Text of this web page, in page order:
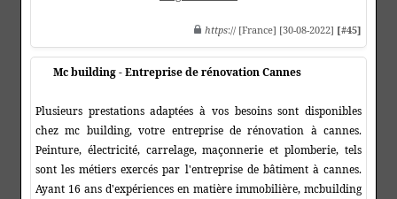
https:// [France] [30-08-2022] [#45]
Mc building - Entreprise de rénovation Cannes
Plusieurs prestations adaptées à vos besoins sont disponibles
chez mc building, votre entreprise de rénovation à cannes.
Peinture, électricité, carrelage, maçonnerie et plomberie, tels
sont les métiers exercés par l'entreprise de bâtiment à cannes.
Ayant 16 ans d'expériences en matière immobilière, mcbuilding